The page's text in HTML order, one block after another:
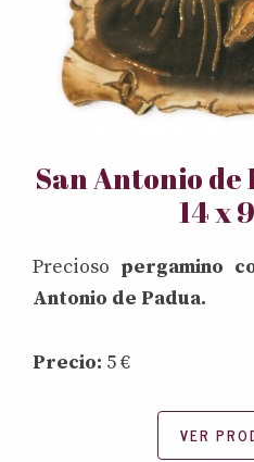
San Antonio de
14 x
Precioso pergamino
Antonio de Padua.
Precio: 5 €
VER